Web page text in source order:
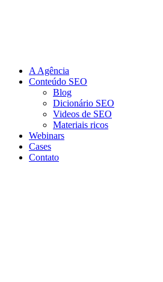
A Agência
Conteúdo SEO
Blog
Dicionário SEO
Videos de SEO
Materiais ricos
Webinars
Cases
Contato